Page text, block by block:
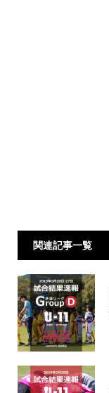
関連記事一覧